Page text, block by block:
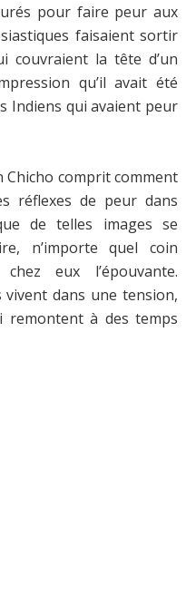
pour faire peur aux
faisaient sortir
couvraient la tête d’un
qu’il avait été
Indiens qui avaient peur
Chicho comprit comment
réflexes de peur dans
de telles images se
n’importe quel coin
eux l’épouvante.
vivent dans une tension,
remontent à des temps